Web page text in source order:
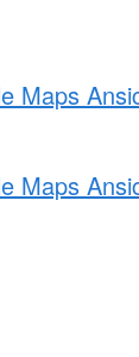
Maps
Maps